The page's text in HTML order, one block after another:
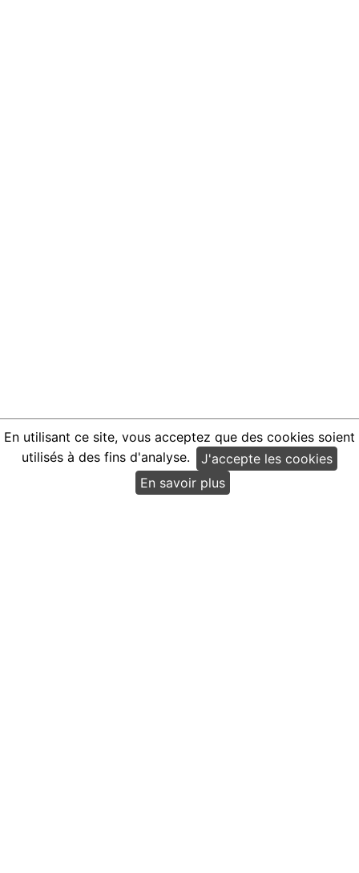
En utilisant ce site, vous acceptez que des cookies soient
utilisés à des fins d'analyse.
J'accepte les cookies
En savoir plus